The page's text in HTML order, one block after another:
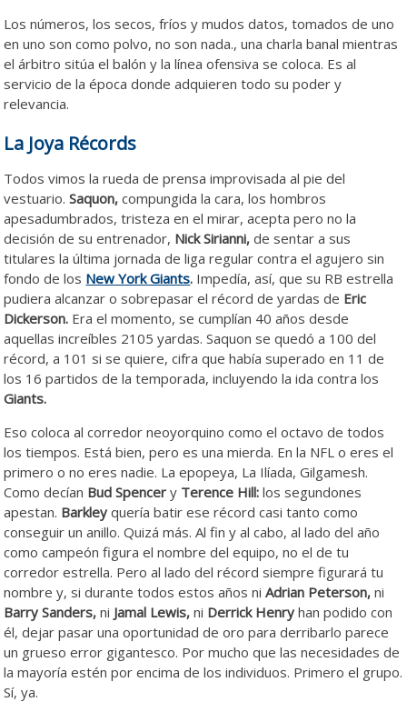
Los números, los secos, fríos y mudos datos, tomados de uno
en uno son como polvo, no son nada., una charla banal mientras
el árbitro sitúa el balón y la línea ofensiva se coloca. Es al
servicio de la época donde adquieren todo su poder y
relevancia.
La Joya Récords
Todos vimos la rueda de prensa improvisada al pie del
vestuario.Saquon, compungida la cara, los hombros
apesadumbrados, tristeza en el mirar, acepta pero no la
decisión de su entrenador, Nick Sirianni, de sentar a sus
titulares la última jornada de liga regular contra el agujero sin
fondo de los New York Giants. Impedía, así, que su RB estrella
pudiera alcanzar o sobrepasar el récord de yardas de Eric
Dickerson. Era el momento, se cumplían 40 años desde
aquellas increíbles 2105 yardas. Saquon se quedó a 100 del
récord, a 101 si se quiere, cifra que había superado en 11 de
los 16 partidos de la temporada, incluyendo la ida contra los
Giants.
Eso coloca al corredor neoyorquino como el octavo de todos
los tiempos. Está bien, pero es una mierda. En la NFL o eres el
primero o no eres nadie. La epopeya, La Ilíada, Gilgamesh.
Como decían Bud Spencer y Terence Hill: los segundones
apestan. Barkley quería batir ese récord casi tanto como
conseguir un anillo. Quizá más. Al fin y al cabo, al lado del año
como campeón figura el nombre del equipo, no el de tu
corredor estrella. Pero al lado del récord siempre figurará tu
nombre y, si durante todos estos años niAdrian Peterson, ni
Barry Sanders, ni Jamal Lewis, ni Derrick Henry han podido con
él, dejar pasar una oportunidad de oro para derribarlo parece
un grueso error gigantesco. Por mucho que las necesidades de
la mayoría estén por encima de los individuos. Primero el grupo.
Sí, ya.